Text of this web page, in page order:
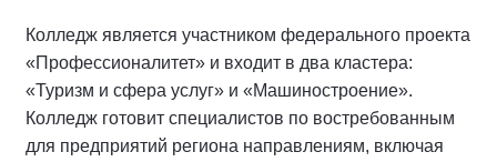
Колледж является участником федерального проекта
«Профессионалитет» и входит в два кластера:
«Туризм и сфера услуг» и «Машиностроение».
Колледж готовит специалистов по востребованным
для предприятий региона направлениям, включая